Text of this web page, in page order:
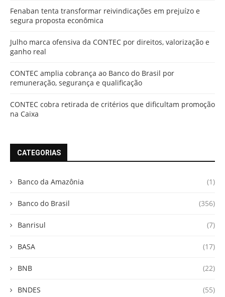
Fenaban tenta transformar reivindicações em prejuízo e
segura proposta econômica
Julho marca ofensiva da CONTEC por direitos, valorização e
ganho real
CONTEC amplia cobrança ao Banco do Brasil por
remuneração, segurança e qualificação
CONTEC cobra retirada de critérios que dificultam promoção
na Caixa
CATEGORIAS
Banco da Amazônia (1)
Banco do Brasil (356)
Banrisul (7)
BASA (17)
BNB (22)
BNDES (55)